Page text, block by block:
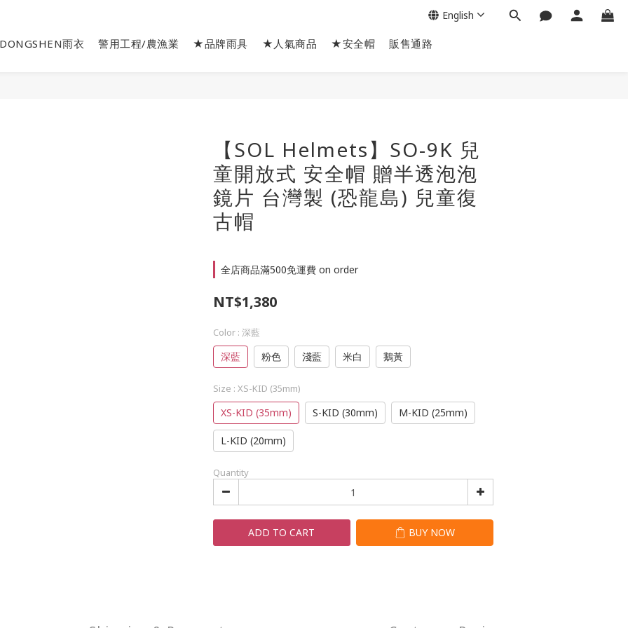
雨衣 警用工程/農漁業 ★品牌雨具 ★人氣商品 ★安全帽 販售通路
English
【SOL Helmets】SO-9K 兒
童開放式 安全帽 贈半透泡泡
鏡片 台灣製 (恐龍島) 兒童復
古帽
全店商品滿500免運費 on order
NT$1,380
Color : 深藍
深藍 粉色 淺藍 米白 鵝黃
Size : XS-KID (35mm)
XS-KID (35mm) S-KID (30mm) M-KID (25mm)
L-KID (20mm)
Quantity
ADD TO CART BUY NOW